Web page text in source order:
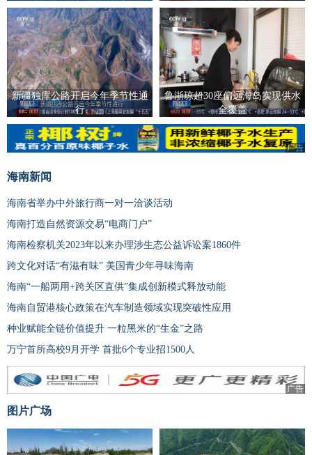
新疆独库公路开启今年季节性通
行
鲁浙琼超30座偏远海岛实现供水
全覆盖
广告
广告
海南新闻
海南省举办中外旅行商一对一洽谈活动
海南打造自然资源交易“电商门户”
海南检察机关2023年以来办理涉生态公益诉讼案1860件
跨文化对话“有滋有味” 美国青少年寻味海南
海南“一船两用+跨关区直供”集成创新模式释放动能
海南自贸港核心政策在汽车制造领域实现突破性应用
种业赋能全链价值提升 一粒黑米的“生金”之路
万宁首所高校9月开学 首批6个专业招1500人
广告
图片广场